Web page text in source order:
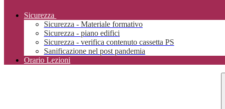
Sicurezza
Sicurezza - Materiale formativo
Sicurezza - piano edifici
Sicurezza - verifica contenuto cassetta PS
Sanificazione nel post pandemia
Orario Lezioni